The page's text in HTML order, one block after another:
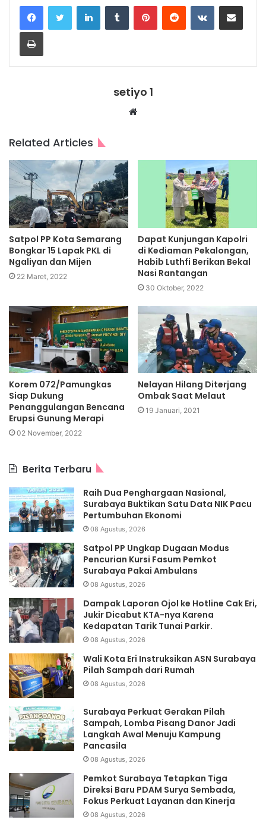
LinkedInTumblr PinterestReddit VKontakteShare via Email
Print
setiyo 1
Website
Related Articles
Satpol PP Kota Semarang
Bongkar 15 Lapak PKL di
Ngaliyan dan Mijen
22 Maret, 2022
Dapat Kunjungan Kapolri
di Kediaman Pekalongan,
Habib Luthfi Berikan Bekal
Nasi Rantangan
30 Oktober, 2022
Korem 072/Pamungkas
Siap Dukung
Penanggulangan Bencana
Erupsi Gunung Merapi
02 November, 2022
Nelayan Hilang Diterjang
Ombak Saat Melaut
19 Januari, 2021
Berita Terbaru
Raih Dua Penghargaan Nasional,
Surabaya Buktikan Satu Data NIK Pacu
Pertumbuhan Ekonomi
08 Agustus, 2026
Satpol PP Ungkap Dugaan Modus
Pencurian Kursi Fasum Pemkot
Surabaya Pakai Ambulans
08 Agustus, 2026
Dampak Laporan Ojol ke Hotline Cak Eri,
Jukir Dicabut KTA-nya Karena
Kedapatan Tarik Tunai Parkir.
08 Agustus, 2026
Wali Kota Eri Instruksikan ASN Surabaya
Pilah Sampah dari Rumah
08 Agustus, 2026
Surabaya Perkuat Gerakan Pilah
Sampah, Lomba Pisang Danor Jadi
Langkah Awal Menuju Kampung
Pancasila
08 Agustus, 2026
Pemkot Surabaya Tetapkan Tiga
Direksi Baru PDAM Surya Sembada,
Fokus Perkuat Layanan dan Kinerja
08 Agustus, 2026